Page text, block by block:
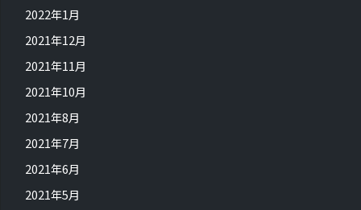
2022年1月
2021年12月
2021年11月
2021年10月
2021年8月
2021年7月
2021年6月
2021年5月